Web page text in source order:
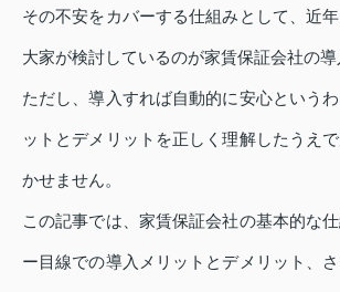
その不安をカバーする仕組みとして、近
大家が検討しているのが家賃保証会社の導
ただし、導入すれば自動的に安心という
ットとデメリットを正しく理解したうえ
かせません。
この記事では、家賃保証会社の基本的な
ー目線での導入メリットとデメリット、